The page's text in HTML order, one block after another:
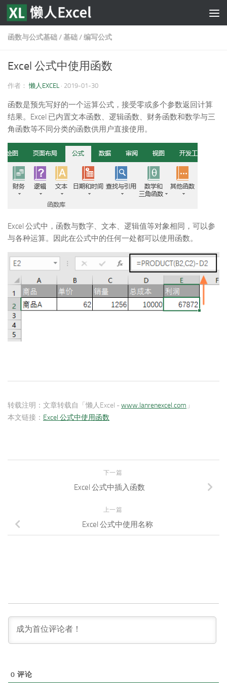
跳至内容
函数与公式基础/基础/编写公式
Excel 公式中使用函数
作者： 懒人EXCEL · 2019-01-30
函数是预先写好的一个运算公式，接受零或多个参数返回计算
结果。Excel 已内置文本函数、逻辑函数、财务函数和数学与三
角函数等不同分类的函数供用户直接使用。
Excel 公式中，函数与数字、文本、逻辑值等对象相同，可以参
与各种运算。因此在公式中的任何一处都可以使用函数。
转载注明： 文章转载自「懒人Excel -www.lanrenexcel.com 」
本文链接： Excel 公式中使用函数
下一篇
Excel 公式中插入函数
上一篇
Excel 公式中使用名称
0 评论